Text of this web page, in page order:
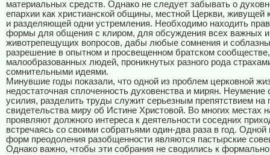
материальных средств. Однако не следует забывать о
епархии как христианской общины, местной Церкви, живущей
и разделяющей одни устремления. Необходимо находить
формы для общения с клиром, для обсуждения всех важных и
животрепещущих вопросов, дабы любые сомнения и
разрешение в опытном и просвещенном братском
малообразованных людей, проникнутых разного рода
сомнительными идеями.
Минувшие годы показали, что одной из проблем церковной
недостаточная сплоченность духовенства и мирян. Неумение
усилия, разделить труды служит серьезным препятствием на
свидетельства миру об Истине Христовой. Во многих местах
проявляют должного интереса к деятельности соседних
встречаясь со своими собратьями один-два раза в год.
форм преодоления разобщенности являются пастырские
Однако важно, чтобы эти собрания не сводились к